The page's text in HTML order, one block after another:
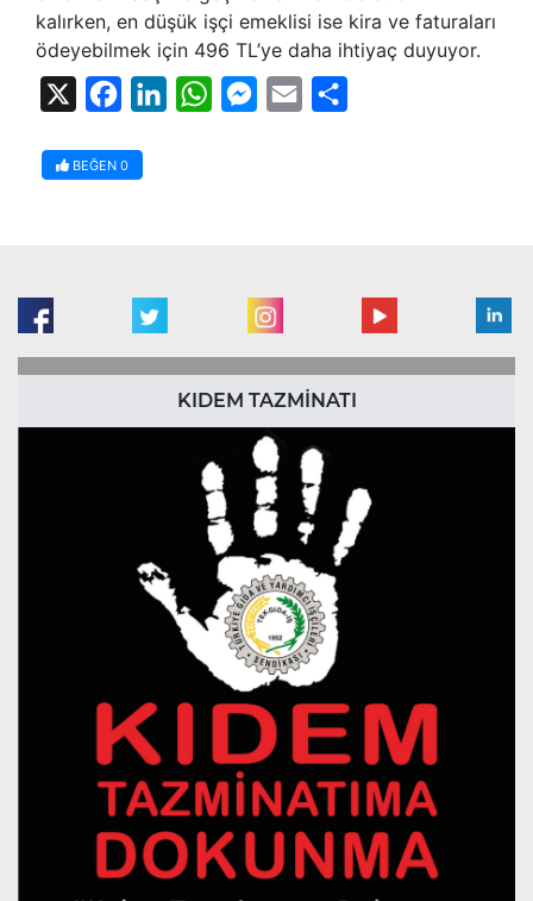
kalırken, en düşük işçi emeklisi ise kira ve faturaları
ödeyebilmek için 496 TL’ye daha ihtiyaç duyuyor.
FacebookLinkedInWhatsAppMessenger
Email
BEĞEN 0
KIDEM TAZMİNATI